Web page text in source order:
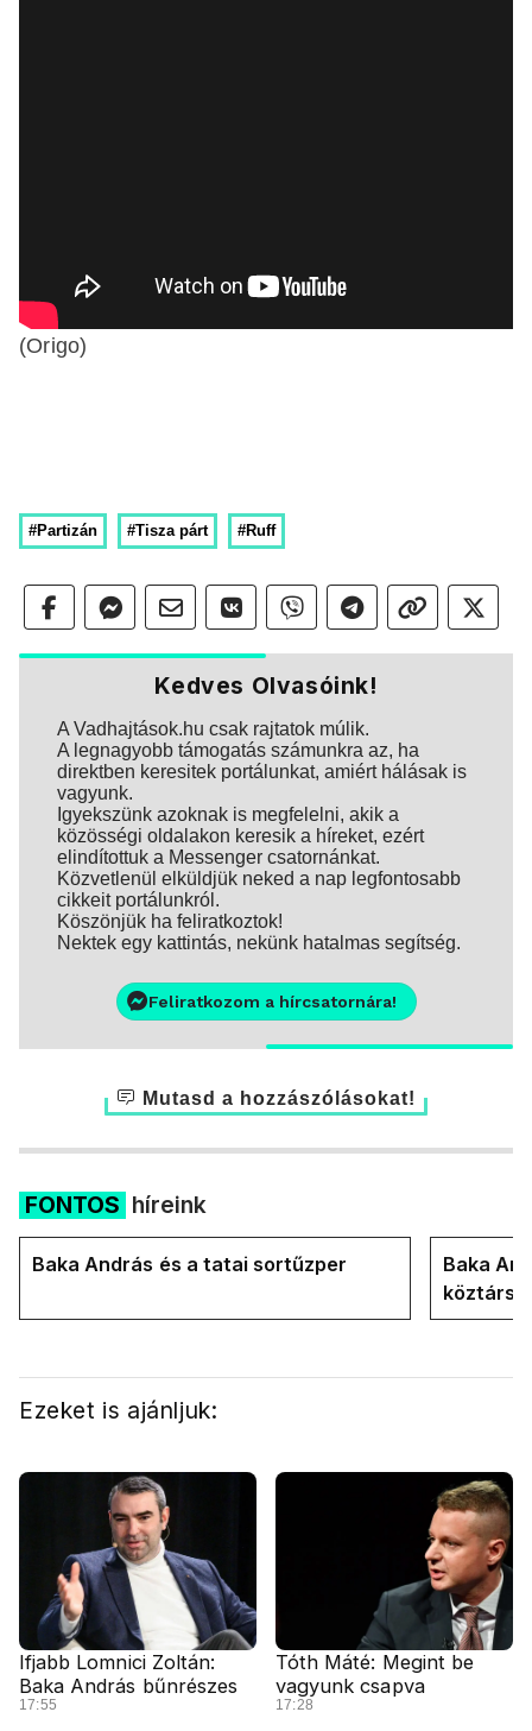
(Origo)
#Partizán #Tisza párt #Ruff
Kedves Olvasóink!
A Vadhajtások.hu csak rajtatok múlik.
A legnagyobb támogatás számunkra az, ha
direktben keresitek portálunkat, amiért hálásak is
vagyunk.
Igyekszünk azoknak is megfelelni, akik a
közösségi oldalakon keresik a híreket, ezért
elindítottuk a Messenger csatornánkat.
Közvetlenül elküldjük neked a nap legfontosabb
cikkeit portálunkról.
Köszönjük ha feliratkoztok!
Nektek egy kattintás, nekünk hatalmas segítség.
Feliratkozom a hírcsatornára!
Mutasd a hozzászólásokat!
FONTOS híreink
Baka András és a tatai sortűzper
Baka
Ezeket is ajánljuk:
Ifjabb Lomnici Zoltán:
Baka András bűnrészes
17:55
Tóth Máté: Megint be
vagyunk csapva
17:28